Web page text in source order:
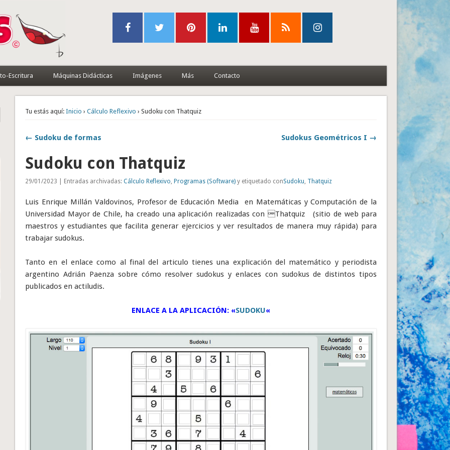
Escritura Máquinas Didácticas Imágenes Más Contacto
Tu estás aquí: Inicio ›Cálculo Reflexivo › Sudoku con Thatquiz
← Sudoku de formas Sudokus Geométricos I →
Sudoku con Thatquiz
29/01/2023 | Entradas archivadas:Cálculo Reflexivo,Programas (Software) y etiquetado conSudoku, Thatquiz
Luis Enrique Millán Valdovinos, Profesor de Educación Media en Matemáticas y Computación de la
Universidad Mayor de Chile, ha creado una aplicación realizadas con Thatquiz (sitio de web para
maestros y estudiantes que facilita generar ejercicios y ver resultados de manera muy rápida) para
trabajar sudokus.
Tanto en el enlace como al final del articulo tienes una explicación del matemático y periodista
argentino Adrián Paenza sobre cómo resolver sudokus y enlaces con sudokus de distintos tipos
publicados en actiludis.
ENLACE A LA APLICACIÓN: «SUDOKU«